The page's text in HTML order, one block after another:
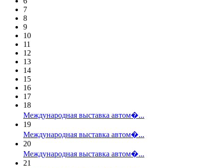
7
8
9
10
11
12
13
14
15
16
17
18
Международная выставка автом�...
19
Международная выставка автом�...
20
Международная выставка автом�...
21